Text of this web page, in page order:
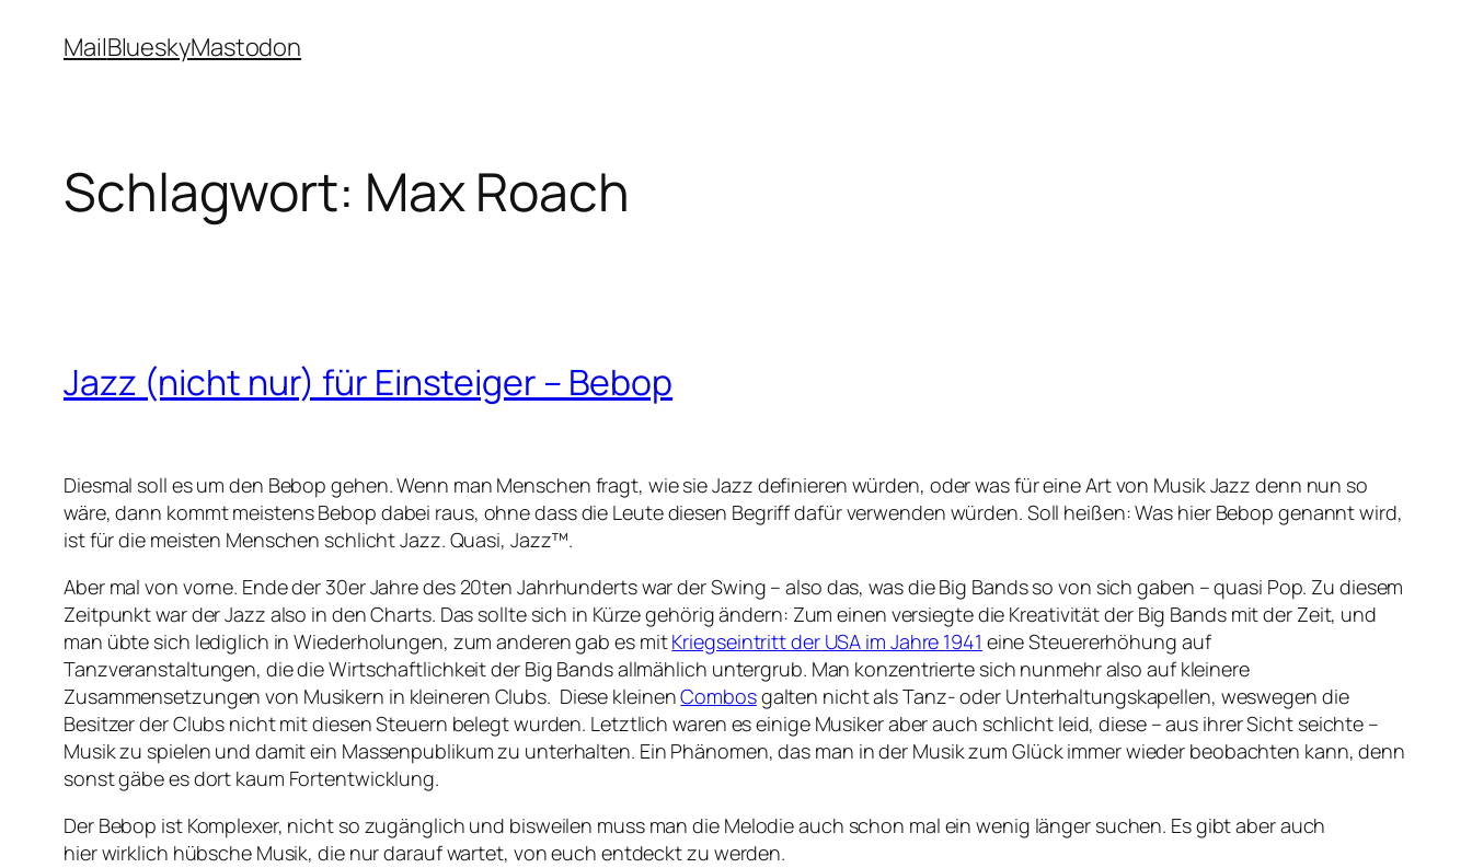
InhaltMailBlueskyMastodon
Schlagwort: Max Roach
Jazz (nicht nur) für Einsteiger – Bebop
Diesmal soll es um den Bebop gehen. Wenn man Menschen fragt, wie sie Jazz definieren würden, oder was für eine Art von Musik Jazz denn nun so
wäre, dann kommt meistens Bebop dabei raus, ohne dass die Leute diesen Begriff dafür verwenden würden. Soll heißen: Was hier Bebop genannt wird,
ist für die meisten Menschen schlicht Jazz. Quasi, Jazz™.
Aber mal von vorne. Ende der 30er Jahre des 20ten Jahrhunderts war der Swing – also das, was die Big Bands so von sich gaben – quasi Pop. Zu diesem
Zeitpunkt war der Jazz also in den Charts. Das sollte sich in Kürze gehörig ändern: Zum einen versiegte die Kreativität der Big Bands mit der Zeit, und
man übte sich lediglich in Wiederholungen, zum anderen gab es mitKriegseintritt der USA im Jahre 1941 eine Steuererhöhung auf
Tanzveranstaltungen, die die Wirtschaftlichkeit der Big Bands allmählich untergrub. Man konzentrierte sich nunmehr also auf kleinere
Zusammensetzungen von Musikern in kleineren Clubs. Diese kleinenCombosgalten nicht als Tanz- oder Unterhaltungskapellen, weswegen die
Besitzer der Clubs nicht mit diesen Steuern belegt wurden. Letztlich waren es einige Musiker aber auch schlicht leid, diese – aus ihrer Sicht seichte –
Musik zu spielen und damit ein Massenpublikum zu unterhalten. Ein Phänomen, das man in der Musik zum Glück immer wieder beobachten kann, denn
sonst gäbe es dort kaum Fortentwicklung.
Der Bebop ist Komplexer, nicht so zugänglich und bisweilen muss man die Melodie auch schon mal ein wenig länger suchen. Es gibt aber auch
hier wirklich hübsche Musik, die nur darauf wartet, von euch entdeckt zu werden.